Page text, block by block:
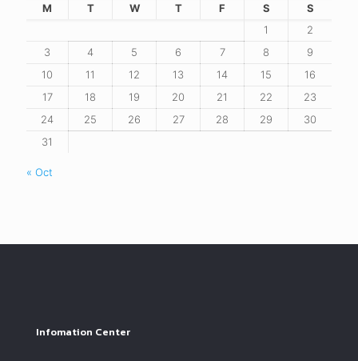
M T W T F S
S
1
2
3
4 5 6 7 8
9
10
11 12 13 14 15
16
17
18 19 20 21 22
23
24
25 26 27 28 29
30
31
« Oct
Infomation Center